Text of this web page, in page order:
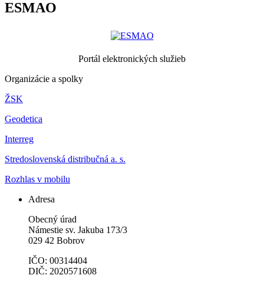
ESMAO
Portál elektronických služieb
Organizácie a spolky
ŽSK
Geodetica
Interreg
Stredoslovenská distribučná a. s.
Rozhlas v mobilu
Adresa
Obecný úrad
Námestie sv. Jakuba 173/3
029 42 Bobrov
IČO: 00314404
DIČ: 2020571608